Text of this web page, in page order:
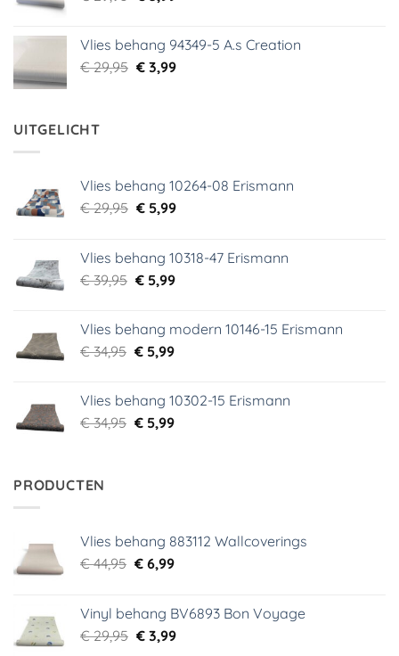
€ 29,95.€ 5,99.
Vlies behang 94349-5 A.s Creation
€29,95 Oorspronkelijke
€3,99Huidige
UITGELICHT
Vlies behang 10264-08 Erismann
€29,95 Oorspronkelijke
€ 29,95.
€5,99Huidige
€ 5,99.
Vlies behang 10318-47 Erismann
€39,95 Oorspronkelijke
€ 39,95.
€5,99Huidige
€ 5,99.
Vlies behang modern 10146-15 Erismann
€34,95 Oorspronkelijke
€ 34,95.
€5,99Huidige
€ 5,99.
Vlies behang 10302-15 Erismann
€34,95 Oorspronkelijke
€5,99Huidige
PRODUCTEN
Vlies behang 883112 Wallcoverings
€44,95 Oorspronkelijke
€ 44,95.
€6,99Huidige
€ 6,99.
Vinyl behang BV6893 Bon Voyage
€29,95 Oorspronkelijke
€3,99Huidige